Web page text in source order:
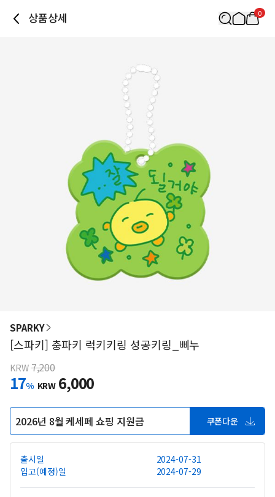
상품상세 0
SPARKY
[스파키] 충파키 럭키키링 성공키링_삐누
KRW 7,200
17% KRW 6,000
2026년 8월 케세페 쇼핑 지원금 쿠폰다운
출시일
2024-07-31
입고(예정)일
2024-07-29